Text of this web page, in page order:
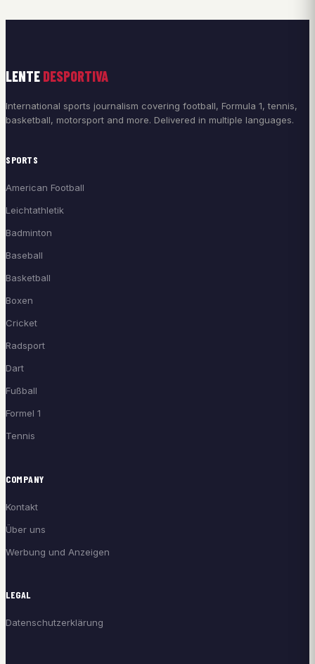
LENTE DESPORTIVA
International sports journalism covering football, Formula 1, tennis,
basketball, motorsport and more. Delivered in multiple languages.
SPORTS
American Football
Leichtathletik
Badminton
Baseball
Basketball
Boxen
Cricket
Radsport
Dart
Fußball
Formel 1
Tennis
COMPANY
Kontakt
Über uns
Werbung und Anzeigen
LEGAL
Datenschutzerklärung